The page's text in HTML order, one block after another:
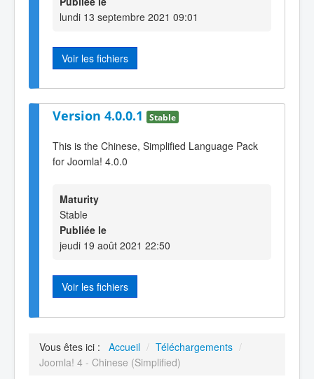
lundi 13 septembre 2021 09:01
Voir les fichiers
Version 4.0.0.1 Stable
This is the Chinese, Simplified Language Pack
for Joomla! 4.0.0
Maturity
Stable
Publiée le
jeudi 19 août 2021 22:50
Voir les fichiers
Vous êtes ici : Accueil / Téléchargements /
Joomla! 4 - Chinese (Simplified)